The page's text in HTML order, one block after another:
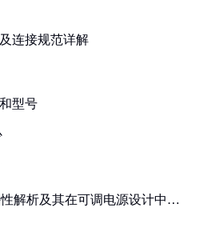
连接规范详解
型号
解析及其在可调电源设计中的